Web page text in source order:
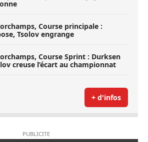
Course principale :
Tsolov engrange
Course Sprint : Durksen
creuse l’écart au championnat
+ d'infos